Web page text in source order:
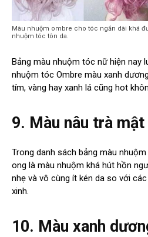
Màu nhuộm ombre cho tóc ngắn dài khá
nhuộm tóc tôn da.
Bảng màu nhuộm tóc nữ hiện nay
nhuộm tóc Ombre màu xanh
tím, vàng hay xanh lá cũng hot
9. Màu nâu trà mật
Trong danh sách bảng màu
ong là màu nhuộm khá hút hồn
nhẹ và vô cùng ít kén da so với
xinh.
10. Màu xanh